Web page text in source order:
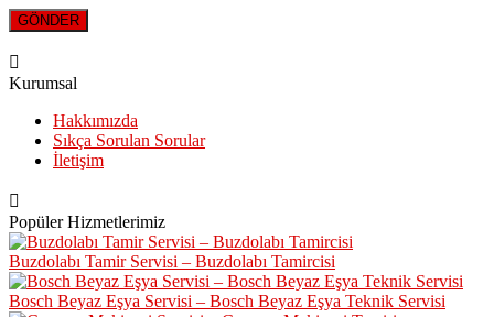
Kurumsal
Hakkımızda
Sıkça Sorulan Sorular
İletişim
Popüler Hizmetlerimiz
Buzdolabı Tamir Servisi – Buzdolabı Tamircisi
Bosch Beyaz Eşya Servisi – Bosch Beyaz Eşya Teknik Servisi